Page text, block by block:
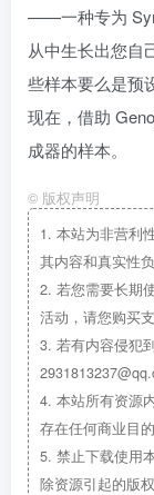
——一种专为
从中生长出您自
些样本要么是预
现在，借助
成器的样本。
© 版权声明
1. 本站为非营利
其内容和真实性
2. 若您需要长期
活动，请您购买
3. 若有内容侵犯
4. 本站所有资源
存在任何商业目
5. 禁止下载使用
除资源引起的版